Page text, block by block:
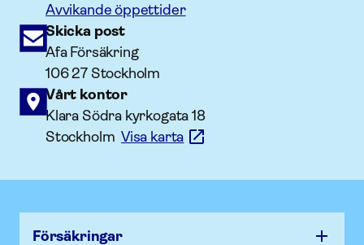
Avvikande öppettider
Skicka post
Afa Försäkring
106 27 Stockholm
Vårt kontor
Klara Södra kyrkogata 18
StockholmVisa karta
Försäk­ringar